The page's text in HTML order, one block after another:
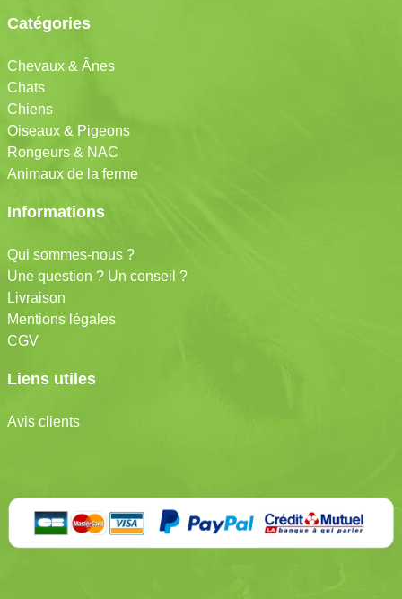
Catégories
Chevaux & Ânes
Chats
Chiens
Oiseaux & Pigeons
Rongeurs & NAC
Animaux de la ferme
Informations
Qui sommes-nous ?
Une question ? Un conseil ?
Livraison
Mentions légales
CGV
Liens utiles
Avis clients